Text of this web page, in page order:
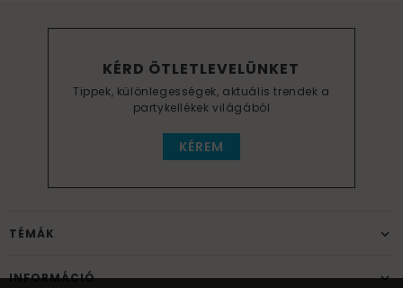
KÉRD ÖTLETLEVELÜNKET
Tippek, különlegességek, aktuális trendek a
partykellékek világából
KÉREM
TÉMÁK
INFORMÁCIÓ